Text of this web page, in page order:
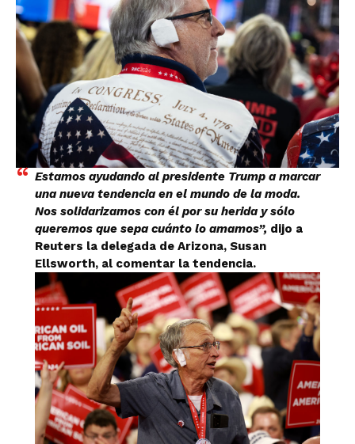
Estamos ayudando al presidente Trump a marcar
una nueva tendencia en el mundo de la moda.
Nos solidarizamos con él por su herida y sólo
queremos que sepa cuánto lo amamos”, dijo a
Reuters la delegada de Arizona, Susan
Ellsworth, al comentar la tendencia.